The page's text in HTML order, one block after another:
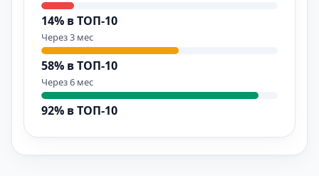
14% в ТОП-10
Через 3 мес
58% в ТОП-10
Через 6 мес
92% в ТОП-10